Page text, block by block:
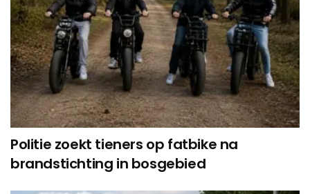
Politie zoekt tieners op fatbike na
brandstichting in bosgebied